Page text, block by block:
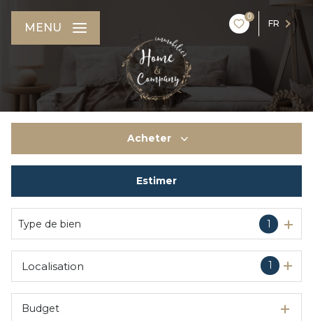
0
FR
MENU
Acheter
Du neuf
Estimer
Type de bien 1
1
Localisation
Budget